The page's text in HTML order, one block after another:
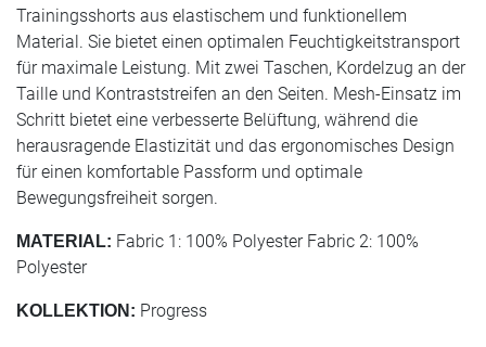
Trainingsshorts aus elastischem und funktionellem
Material. Sie bietet einen optimalen Feuchtigkeitstransport
für maximale Leistung. Mit zwei Taschen, Kordelzug an der
Taille und Kontraststreifen an den Seiten. Mesh-Einsatz im
Schritt bietet eine verbesserte Belüftung, während die
herausragende Elastizität und das ergonomisches Design
für einen komfortable Passform und optimale
Bewegungsfreiheit sorgen.
MATERIAL: Fabric 1: 100% Polyester Fabric 2: 100%
Polyester
KOLLEKTION: Progress